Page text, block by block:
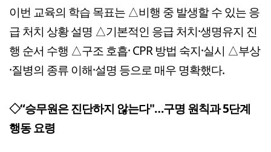
이번 교육의 학습 목표는 △비행 중 발생할 수 있는 응
급 처치 상황 설명 △기본적인 응급 처치·생명유지 진
행 순서 수행 △구조 호흡· CPR 방법 숙지·실시 △부상
·질병의 종류 이해·설명 등으로 매우 명확했다.
◇“승무원은 진단하지 않는다"…구명 원칙과 5단계
행동 요령